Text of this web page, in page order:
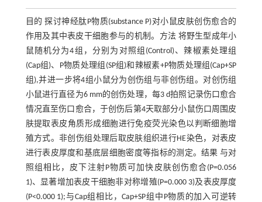
目的 探讨神经肽P物质(substance P)对小鼠皮肤创伤愈合的
作用及其中表皮干细胞参与的机制。方法 将野生型成年小
鼠随机分为4组，分别为对照组(Control)、辣椒素处理组
(Cap组)、P物质处理组(SP组)和辣椒素+P物质处理组(Cap+SP
组),并进一步将4组小鼠分为创伤组与非创伤组。对创伤组
小鼠进行直径为6 mm的创伤处理，每3 d拍照记录伤口愈合
情况直至伤口愈合，于创伤后第4天取部分小鼠伤口周围皮
肤提取表皮角质形成细胞进行免疫荧光染色以判断细胞增
殖方式。非创伤组处理后取皮肤组织进行HE染色，对表皮
进行表皮厚度和基底层细胞密度等指标的测定。结果 与对
照组相比，皮下注射P物质可加快皮肤创伤愈合(P=0.056
1)、显著增加表皮干细胞非对称增殖(P=0.000 3)及表皮厚度
(P<0.000 1);与Cap组相比，Cap+SP组中P物质的加入可逆转